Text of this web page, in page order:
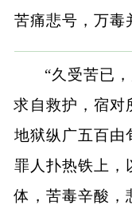
苦痛悲号，万毒
“久受苦已
求自救护，宿对
地狱纵广五百由
罪人扑热铁上，
体，苦毒辛酸，